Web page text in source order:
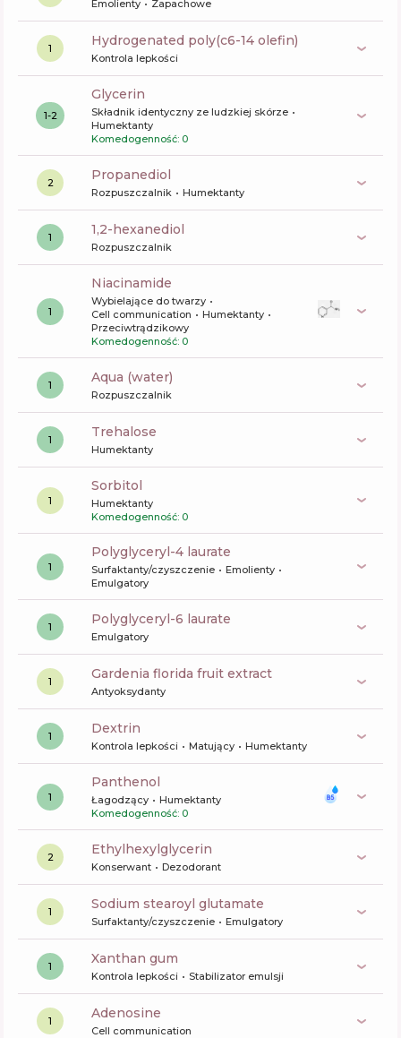
Emolienty Zapachowe
1 hydrogenated poly(c6-14 olefin)
Kontrola lepkości
1-2
glycerin
Składnik identyczny ze ludzkiej skórze
Humektanty
Komedogenność: 0
2 propanediol
Rozpuszczalnik Humektanty
1 1,2-hexanediol
Rozpuszczalnik
1
niacinamide
Wybielające do twarzy
Cell communication
Humektanty
Przeciwtrądzikowy
Komedogenność: 0
1 aqua (water)
Rozpuszczalnik
1 trehalose
Humektanty
1
sorbitol
Humektanty
Komedogenność: 0
1
polyglyceryl-4 laurate
Surfaktanty/czyszczenie
Emolienty
Emulgatory
1 polyglyceryl-6 laurate
Emulgatory
1 gardenia florida fruit extract
Antyoksydanty
1 dextrin
Kontrola lepkości Matujący Humektanty
1
panthenol
Łagodzący
Humektanty
Komedogenność: 0
2 ethylhexylglycerin
Konserwant Dezodorant
1 sodium stearoyl glutamate
Surfaktanty/czyszczenie Emulgatory
1 xanthan gum
Kontrola lepkości Stabilizator emulsji
1 Adenosine
Cell communication